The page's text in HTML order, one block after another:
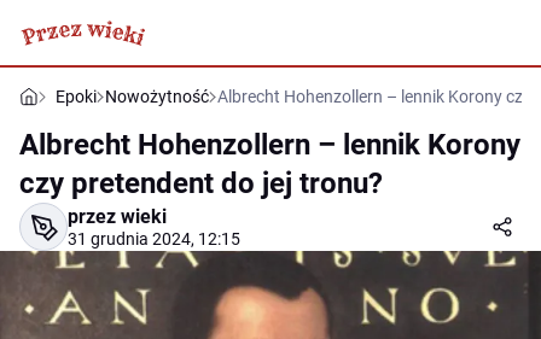
Epoki Nowożytność Albrecht Hohenzollern – lennik Korony czy
Albrecht Hohenzollern – lennik Korony
czy pretendent do jej tronu?
przez wieki
31 grudnia 2024, 12:15